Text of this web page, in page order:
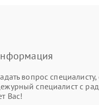
вопрос специалисту,
специалист с
Вас!